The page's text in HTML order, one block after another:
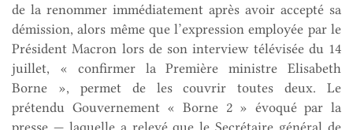
de la renommer immédiatement après avoir accepté sa
démission, alors même que l’expression employée par le
Président Macron lors de son interview télévisée du 14
juillet, « confirmer la Première ministre Elisabeth
Borne », permet de les couvrir toutes deux. Le
prétendu Gouvernement « Borne 2 » évoqué par la
presse — laquelle a relevé que le Secrétaire général de